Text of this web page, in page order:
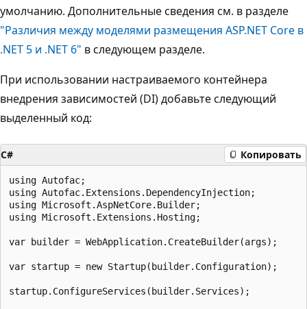
умолчанию. Дополнительные сведения см. в разделе
"Различия между моделями размещения ASP.NET Core в
.NET 5 и .NET 6" в следующем разделе.
При использовании настраиваемого контейнера
внедрения зависимостей (DI) добавьте следующий
выделенный код:
C# Копировать
using Autofac;
using Autofac.Extensions.DependencyInjection;
using Microsoft.AspNetCore.Builder;
using Microsoft.Extensions.Hosting;
var builder = WebApplication.CreateBuilder(args);
var startup = new Startup(builder.Configuration);
startup.ConfigureServices(builder.Services);